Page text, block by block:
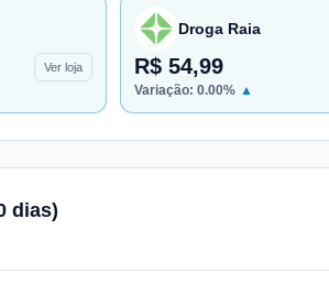
Ver loja
Droga Raia
R$ 54,99
Variação: 0.00% ▲
dias)